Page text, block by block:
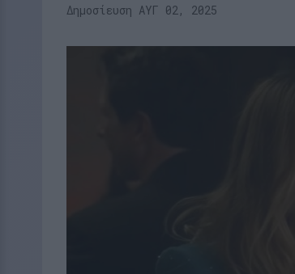
Δημοσίευση ΑΥΓ 02, 2025